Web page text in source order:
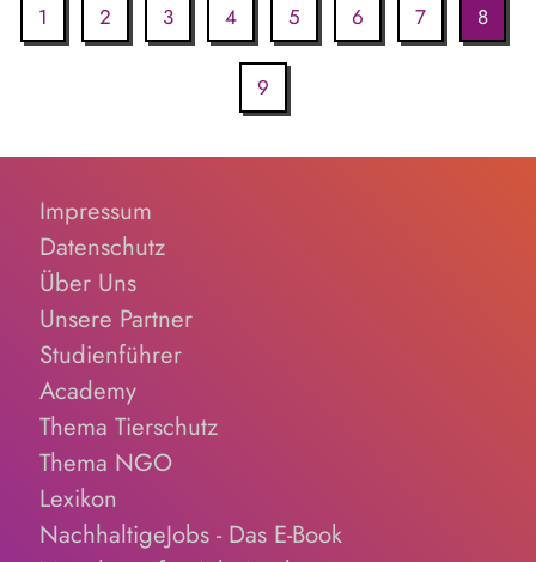
1 2 3 4 5 6 7 8
9
Impressum
Datenschutz
Über Uns
Unsere Partner
Studienführer
Academy
Thema Tierschutz
Thema NGO
Lexikon
NachhaltigeJobs - Das E-Book